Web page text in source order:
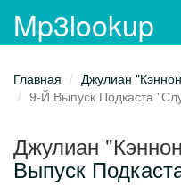
Mp3lookup
Главная
Джулиан
9-Й Выпуск Подкаста
Джулиан
Выпуск